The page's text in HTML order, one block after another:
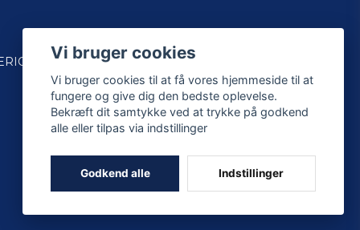
Vi bruger cookies
Vi bruger cookies til at få vores hjemmeside til at
fungere og give dig den bedste oplevelse.
Bekræft dit samtykke ved at trykke på godkend
alle eller tilpas via indstillinger
Godkend alle Indstillinger